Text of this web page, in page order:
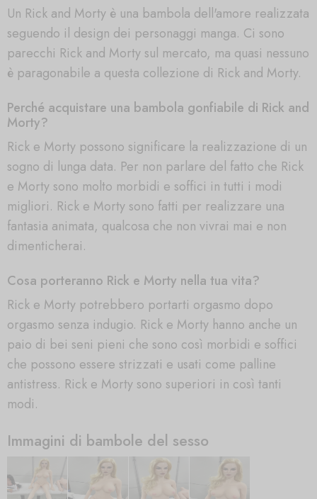
Un Rick and Morty è una bambola dell'amore realizzata
seguendo il design dei personaggi manga. Ci sono
parecchi Rick and Morty sul mercato, ma quasi nessuno
è paragonabile a questa collezione di Rick and Morty.
Perché acquistare una bambola gonfiabile di Rick and
Morty?
Rick e Morty possono significare la realizzazione di un
sogno di lunga data. Per non parlare del fatto che Rick
e Morty sono molto morbidi e soffici in tutti i modi
migliori. Rick e Morty sono fatti per realizzare una
fantasia animata, qualcosa che non vivrai mai e non
dimenticherai.
Cosa porteranno Rick e Morty nella tua vita?
Rick e Morty potrebbero portarti orgasmo dopo
orgasmo senza indugio. Rick e Morty hanno anche un
paio di bei seni pieni che sono così morbidi e soffici
che possono essere strizzati e usati come palline
antistress. Rick e Morty sono superiori in così tanti
modi.
Immagini di bambole del sesso